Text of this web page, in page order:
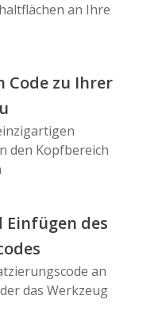
Maps
Reddit
an Ihre
Code zu Ihrer
den Kopfbereich
Einfügen des
an
das Werkzeug